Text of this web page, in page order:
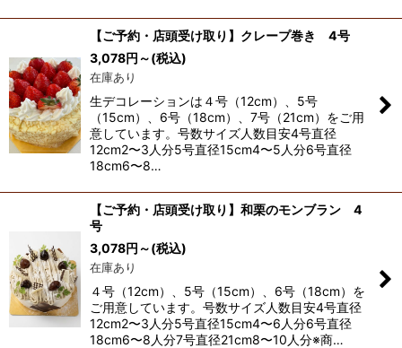
【ご予約・店頭受け取り】クレープ巻き 4号
3,078円 ～(税込)
在庫あり
生デコレーションは４号（12cm）、5号
（15cm）、6号（18cm）、7号（21cm）をご用
意しています。号数サイズ人数目安4号直径
12cm2〜3人分5号直径15cm4〜5人分6号直径
18cm6〜8…
【ご予約・店頭受け取り】和栗のモンブラン 4
号
3,078円 ～(税込)
在庫あり
４号（12cm）、5号（15cm）、6号（18cm）を
ご用意しています。号数サイズ人数目安4号直径
12cm2〜3人分5号直径15cm4〜6人分6号直径
18cm6〜8人分7号直径21cm8〜10人分※商…